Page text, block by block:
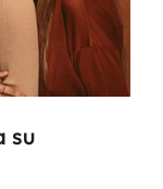
su